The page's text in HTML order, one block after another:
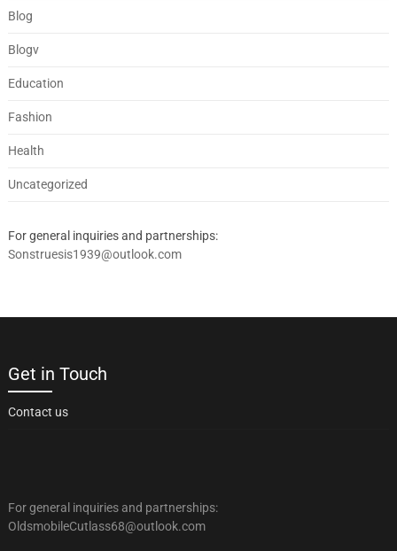
Blog
Blogv
Education
Fashion
Health
Uncategorized
For general inquiries and partnerships:
Sonstruesis1939@outlook.com
Get in Touch
Contact us
For general inquiries and partnerships:
OldsmobileCutlass68@outlook.com